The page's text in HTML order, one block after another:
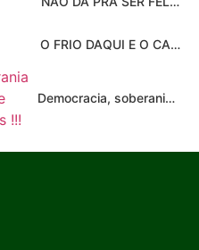
O FRIO DAQUI E O CALOR DE LÁ
Democracia, soberania e vida com dignidade para os venezuelanos !!!